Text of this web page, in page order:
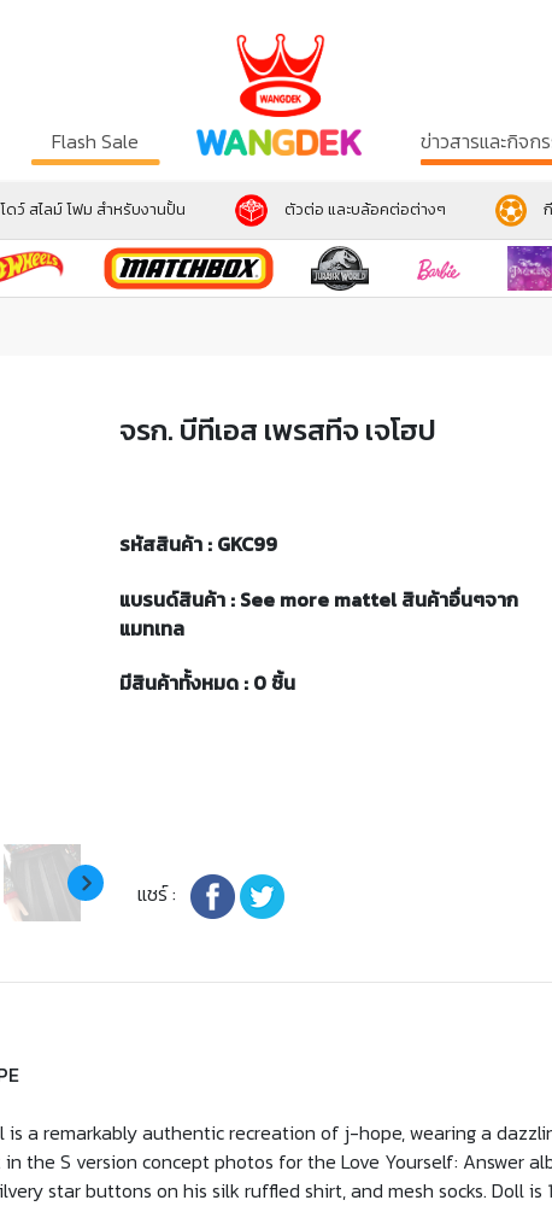
Flash Sale ข่าวสารและกิจก
ดว์ สไลม์ โฟม สำหรับงานปั้น ตัวต่อ และบล้อคต่อต่างๆ
จรก. บีทีเอส เพรสทีจ เจโฮป
รหัสสินค้า : GKC99
แบรนด์สินค้า : See more mattel สินค้าอื่นๆจาก
แมทเทล
มีสินค้าทั้งหมด : 0 ชิ้น
แชร์ :
a remarkably authentic recreation of j-hope, wearing a
the S version concept photos for the Love Yourself: Answer
star buttons on his silk ruffled shirt, and mesh socks. Doll is